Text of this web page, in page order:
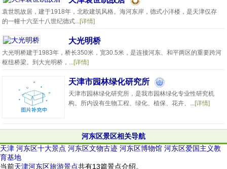
袁世凯故居，建于1918年，北欧建筑风格。海河东岸，德式小洋楼，是天津仅存
的一幢十六至十八世纪德式...[详情]
大光明桥
大光明桥建于1983年，桥长350米，宽30.5米，是连接河东、和平两区的重要跨河
枢纽桥梁。到大光明桥，...[详情]
天津市园林绿化研究所
天津市园林绿化研究所，是我市园林绿化专业性研究机
构。所内设有生物工程、绿化、植保、花卉、...[详情]
河东区景区相关导航
天津 河东区十大景点 河东区文物古迹 河东区博物馆 河东区爱国主义教
育基地
当前天津河东区旅游景点共有13篇景点介绍。